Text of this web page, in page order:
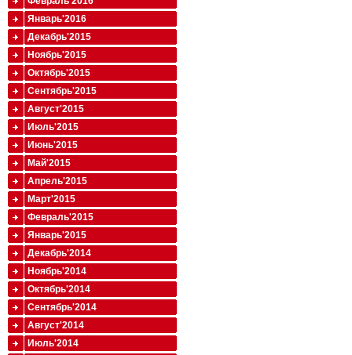
Январь'2016
Декабрь'2015
Ноябрь'2015
Октябрь'2015
Сентябрь'2015
Август'2015
Июль'2015
Июнь'2015
Май'2015
Апрель'2015
Март'2015
Февраль'2015
Январь'2015
Декабрь'2014
Ноябрь'2014
Октябрь'2014
Сентябрь'2014
Август'2014
Июль'2014